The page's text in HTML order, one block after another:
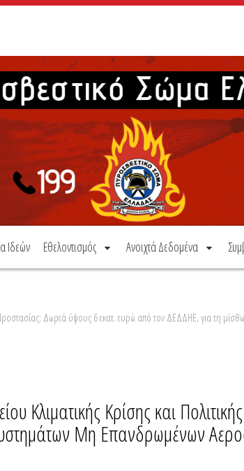
Ιδεών Εθελοντισμός Ανοιχτά Δεδομένα
Δωρεά ύψους 6 εκατ. ευρώ από τον ΔΕΔΔΗΕ, για τη
Κλιματικής Κρίσης και
Μη Επανδρωμένων